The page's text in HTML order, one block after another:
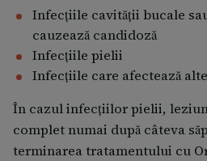
Infecţiile cavităţii bucale
cauzează candidoză
Infecţiile pielii
Infecţiile care afectează
În cazul infecţiilor pielii,
complet numai după câteva
terminarea tratamentului cu